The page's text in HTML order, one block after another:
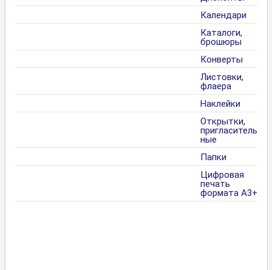
Календари
Каталоги,
брошюры
Конверты
Листовки,
флаера
Наклейки
Открытки,
пригласитель
ные
Папки
Цифровая
печать
формата А3+